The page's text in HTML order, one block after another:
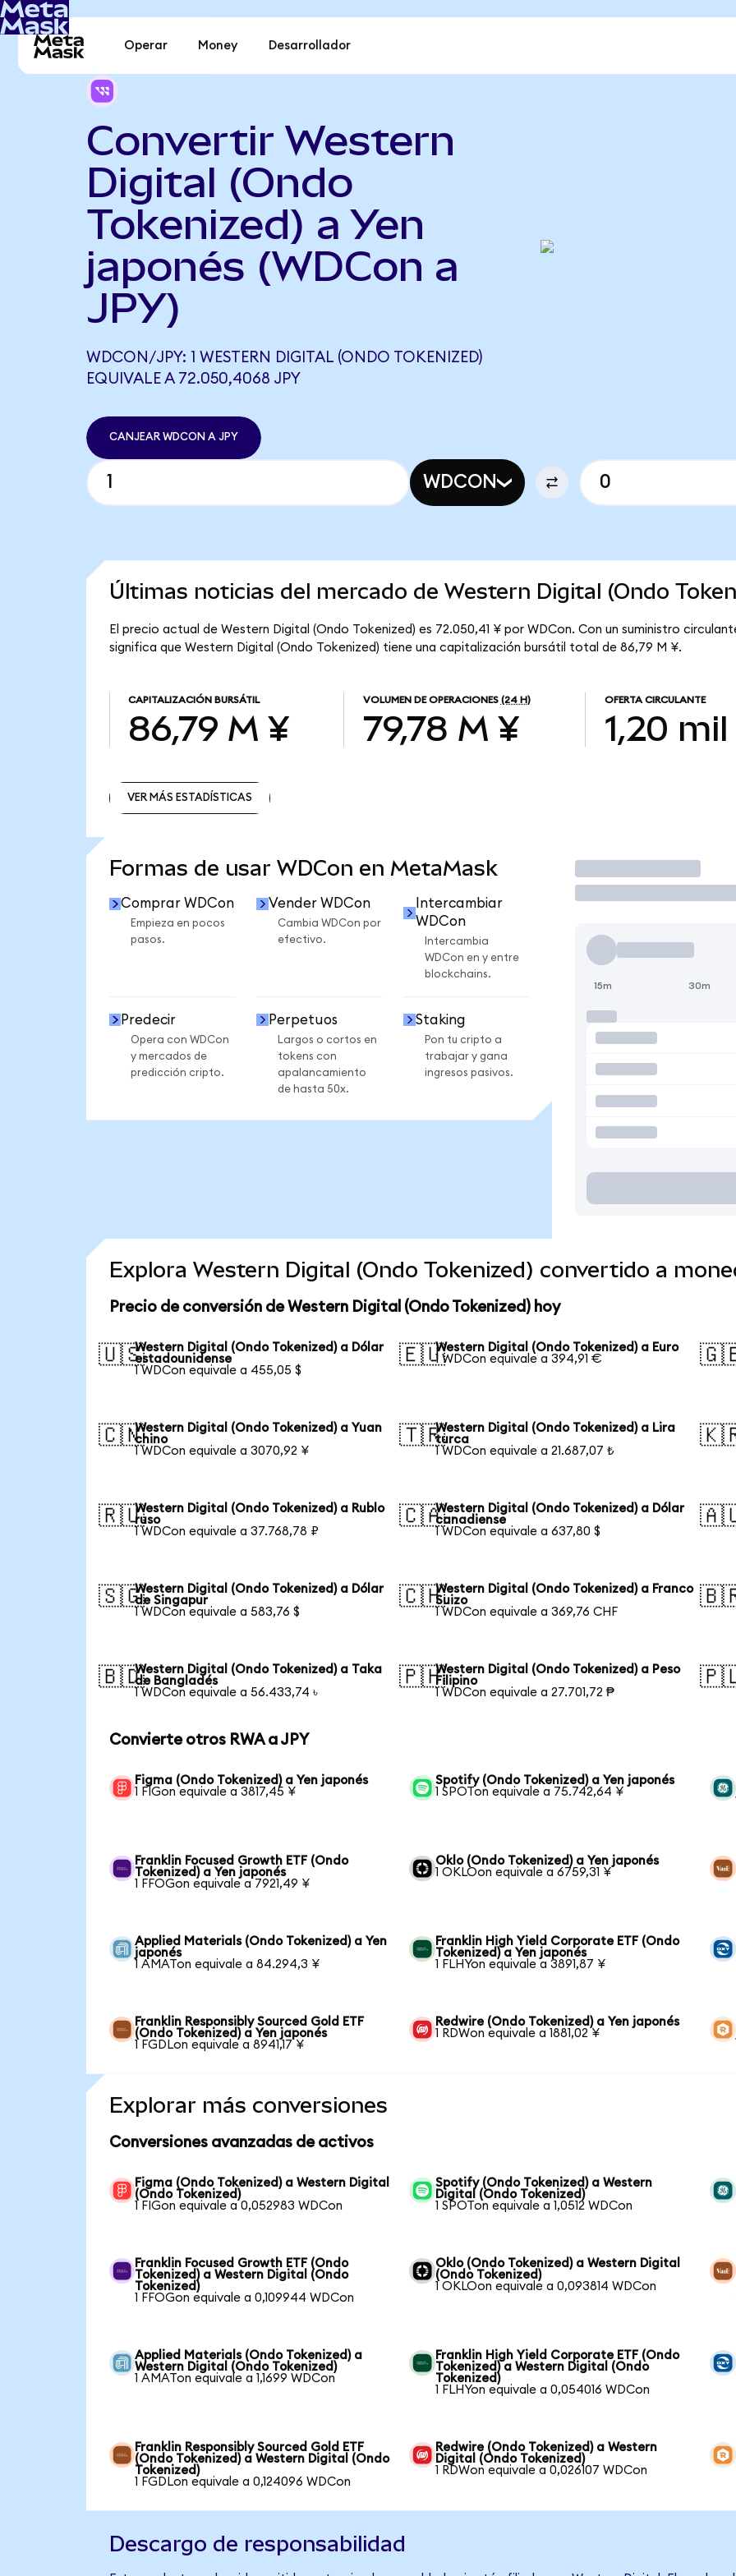
Operar Money Desarrollador
Convertir Western
Digital (Ondo
Tokenized) a Yen
japonés (WDCon a
JPY)
WDCON/JPY: 1 WESTERN DIGITAL (ONDO TOKENIZED)
EQUIVALE A 72.050,4068 JPY
CANJEAR WDCON A JPY
WDCON
Últimas noticias del mercado de Western Digital (Ondo
El precio actual de Western Digital (Ondo Tokenized) es 72.050,41 ¥ por WDCon. Con un suministro
significa que Western Digital (Ondo Tokenized) tiene una capitalización bursátil total de 86,79 M ¥.
CAPITALIZACIÓN BURSÁTIL
86,79 M ¥
VOLUMEN DE OPERACIONES (24 H)
79,78 M ¥
OFERTA CIRCULANTE
1,20 mil
VER MÁS ESTADÍSTICAS
Formas de usar WDCon en MetaMask
Comprar WDCon
Empieza en pocos
pasos.
Vender WDCon
Cambia WDCon por
efectivo.
Intercambiar
WDCon
Intercambia
WDCon en y entre
blockchains.
Predecir
Opera con WDCon
y mercados de
predicción cripto.
Perpetuos
Largos o cortos en
tokens con
apalancamiento
de hasta 50x.
Staking
Pon tu cripto a
trabajar y gana
ingresos pasivos.
Operar
15m 30m
Explora Western Digital (Ondo Tokenized) convertido a
Precio de conversión de Western Digital (Ondo Tokenized) hoy
🇺🇸Western Digital (Ondo Tokenized) a Dólar
estadounidense
1 WDCon equivale a 455,05 $
🇪🇺Western Digital (Ondo Tokenized) a Euro
1 WDCon equivale a 394,91 €
🇨🇳Western Digital (Ondo Tokenized) a Yuan
chino
1 WDCon equivale a 3070,92 ¥
🇹🇷Western Digital (Ondo Tokenized) a Lira
turca
1 WDCon equivale a 21.687,07 ₺
🇷🇺Western Digital (Ondo Tokenized) a Rublo
ruso
1 WDCon equivale a 37.768,78 ₽
🇨🇦Western Digital (Ondo Tokenized) a Dólar
canadiense
1 WDCon equivale a 637,80 $
🇸🇬Western Digital (Ondo Tokenized) a Dólar
de Singapur
1 WDCon equivale a 583,76 $
🇨🇭Western Digital (Ondo Tokenized) a Franco
Suizo
1 WDCon equivale a 369,76 CHF
🇧🇩Western Digital (Ondo Tokenized) a Taka
de Bangladés
1 WDCon equivale a 56.433,74 ৳
🇵🇭Western Digital (Ondo Tokenized) a Peso
Filipino
1 WDCon equivale a 27.701,72 ₱
Convierte otros RWA a JPY
Figma (Ondo Tokenized) a Yen japonés
1 FIGon equivale a 3817,45 ¥
Spotify (Ondo Tokenized) a Yen japonés
1 SPOTon equivale a 75.742,64 ¥
Franklin Focused Growth ETF (Ondo
Tokenized) a Yen japonés
1 FFOGon equivale a 7921,49 ¥
Oklo (Ondo Tokenized) a Yen japonés
1 OKLOon equivale a 6759,31 ¥
Applied Materials (Ondo Tokenized) a Yen
japonés
1 AMATon equivale a 84.294,3 ¥
Franklin High Yield Corporate ETF (Ondo
Tokenized) a Yen japonés
1 FLHYon equivale a 3891,87 ¥
Franklin Responsibly Sourced Gold ETF
(Ondo Tokenized) a Yen japonés
1 FGDLon equivale a 8941,17 ¥
Redwire (Ondo Tokenized) a Yen japonés
1 RDWon equivale a 1881,02 ¥
Explorar más conversiones
Conversiones avanzadas de activos
Figma (Ondo Tokenized) a Western Digital
(Ondo Tokenized)
1 FIGon equivale a 0,052983 WDCon
Spotify (Ondo Tokenized) a Western
Digital (Ondo Tokenized)
1 SPOTon equivale a 1,0512 WDCon
Franklin Focused Growth ETF (Ondo
Tokenized) a Western Digital (Ondo
Tokenized)
1 FFOGon equivale a 0,109944 WDCon
Oklo (Ondo Tokenized) a Western Digital
(Ondo Tokenized)
1 OKLOon equivale a 0,093814 WDCon
Applied Materials (Ondo Tokenized) a
Western Digital (Ondo Tokenized)
1 AMATon equivale a 1,1699 WDCon
Franklin High Yield Corporate ETF (Ondo
Tokenized) a Western Digital (Ondo
Tokenized)
1 FLHYon equivale a 0,054016 WDCon
Franklin Responsibly Sourced Gold ETF
(Ondo Tokenized) a Western Digital (Ondo
Tokenized)
1 FGDLon equivale a 0,124096 WDCon
Redwire (Ondo Tokenized) a Western
Digital (Ondo Tokenized)
1 RDWon equivale a 0,026107 WDCon
Descargo de responsabilidad